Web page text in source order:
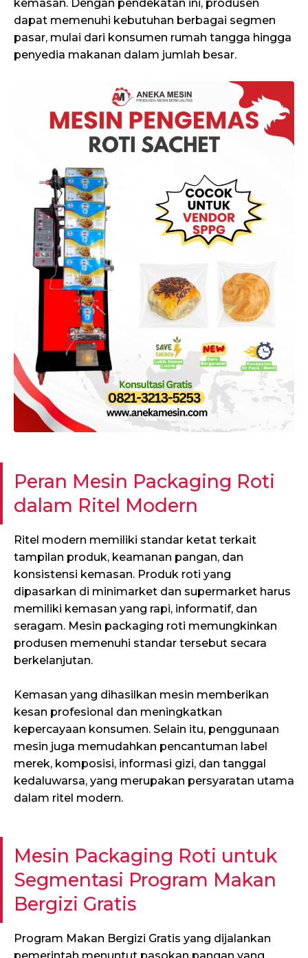
kemasan. Dengan pendekatan ini, produsen
dapat memenuhi kebutuhan berbagai segmen
pasar, mulai dari konsumen rumah tangga hingga
penyedia makanan dalam jumlah besar.
Peran Mesin Packaging Roti
dalam Ritel Modern
Ritel modern memiliki standar ketat terkait
tampilan produk, keamanan pangan, dan
konsistensi kemasan. Produk roti yang
dipasarkan di minimarket dan supermarket harus
memiliki kemasan yang rapi, informatif, dan
seragam. Mesin packaging roti memungkinkan
produsen memenuhi standar tersebut secara
berkelanjutan.
Kemasan yang dihasilkan mesin memberikan
kesan profesional dan meningkatkan
kepercayaan konsumen. Selain itu, penggunaan
mesin juga memudahkan pencantuman label
merek, komposisi, informasi gizi, dan tanggal
kedaluwarsa, yang merupakan persyaratan utama
dalam ritel modern.
Mesin Packaging Roti untuk
Segmentasi Program Makan
Bergizi Gratis
Program Makan Bergizi Gratis yang dijalankan